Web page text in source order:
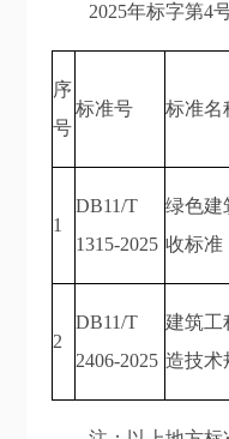
2025年标字第4号
序
号
标准号 标准名
1
DB11/T
1315-2025
绿色建
收标准
2
DB11/T
2406-2025
建筑工
造技术